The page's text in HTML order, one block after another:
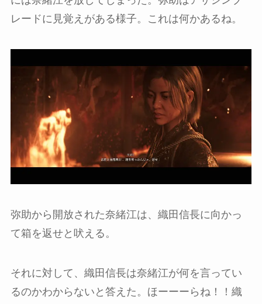
レードに見覚えがある様子。これは何かあるね。
弥助から開放された奈緒江は、織田信長に向かっ
て箱を返せと吠える。
それに対して、織田信長は奈緒江が何を言ってい
るのかわからないと答えた。ほーーーらね！！織